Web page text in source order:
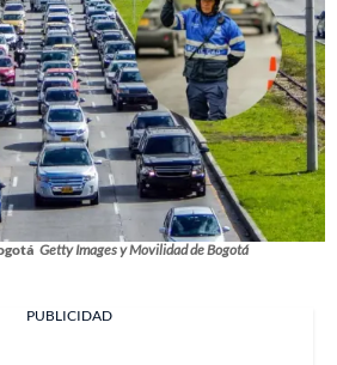
Getty Images y Movilidad de Bogotá
PUBLICIDAD